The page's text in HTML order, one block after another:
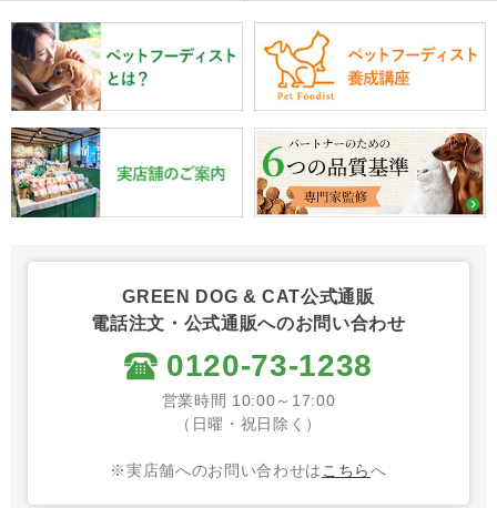
GREEN DOG & CAT公式通販
電話注文・公式通販へのお問い合わせ
0120-73-1238
営業時間 10:00～17:00
（日曜・祝日除く）
※実店舗へのお問い合わせは こちらへ